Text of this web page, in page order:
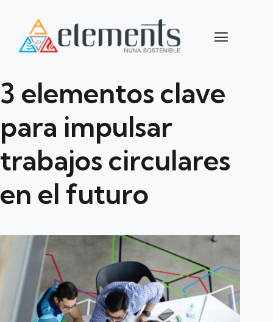
3 elementos clave
para impulsar
trabajos circulares
en el futuro